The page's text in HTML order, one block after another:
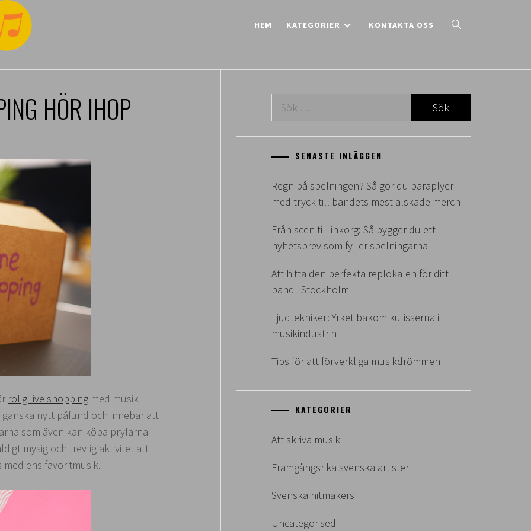
HEM KATEGORIER KONTAKTA OSS
HÖR IHOP
rolig live shopping med musik i
nytt påfund och innebär att
som även kan köpa prylarna
mysig och trevlig aktivitet att
ens favoritmusik.
Sök
SENASTE INLÄGGEN
Regn på spelningen? Så gör du paraplyer
med tryck till bandets mest älskade merch
Från scen till inkorg: Så bygger du ett
nyhetsbrev som fyller spelningarna
Att hitta den perfekta replokalen för ditt
band i Stockholm
Ljudtekniker: Yrket bakom kulisserna i
musikindustrin
Tips för att förverkliga musikdrömmen
KATEGORIER
Att skriva musik
Framgångsrika svenska artister
Svenska hitmakers
Uncategorised